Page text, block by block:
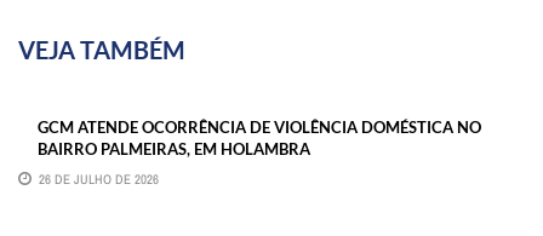
VEJA TAMBÉM
GCM ATENDE OCORRÊNCIA DE VIOLÊNCIA DOMÉSTICA NO
BAIRRO PALMEIRAS, EM HOLAMBRA
26 DE JULHO DE 2026